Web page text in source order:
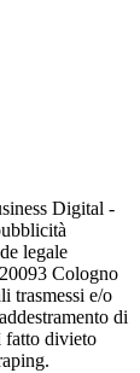
Digital -
legale
Cologno
trasmessi e/o
di
fatto divieto